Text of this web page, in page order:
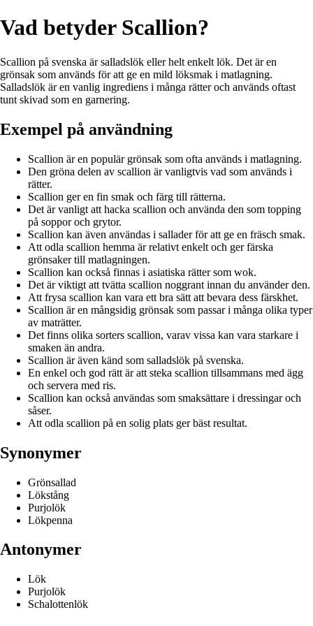
Vad betyder Scallion?
Scallion på svenska är salladslök eller helt enkelt lök. Det är en
grönsak som används för att ge en mild löksmak i matlagning.
Salladslök är en vanlig ingrediens i många rätter och används oftast
tunt skivad som en garnering.
Exempel på användning
Scallion är en populär grönsak som ofta används i matlagning.
Den gröna delen av scallion är vanligtvis vad som används i
rätter.
Scallion ger en fin smak och färg till rätterna.
Det är vanligt att hacka scallion och använda den som topping
på soppor och grytor.
Scallion kan även användas i sallader för att ge en fräsch smak.
Att odla scallion hemma är relativt enkelt och ger färska
grönsaker till matlagningen.
Scallion kan också finnas i asiatiska rätter som wok.
Det är viktigt att tvätta scallion noggrant innan du använder den.
Att frysa scallion kan vara ett bra sätt att bevara dess färskhet.
Scallion är en mångsidig grönsak som passar i många olika typer
av maträtter.
Det finns olika sorters scallion, varav vissa kan vara starkare i
smaken än andra.
Scallion är även känd som salladslök på svenska.
En enkel och god rätt är att steka scallion tillsammans med ägg
och servera med ris.
Scallion kan också användas som smaksättare i dressingar och
såser.
Att odla scallion på en solig plats ger bäst resultat.
Synonymer
Grönsallad
Lökstång
Purjolök
Lökpenna
Antonymer
Lök
Purjolök
Schalottenlök